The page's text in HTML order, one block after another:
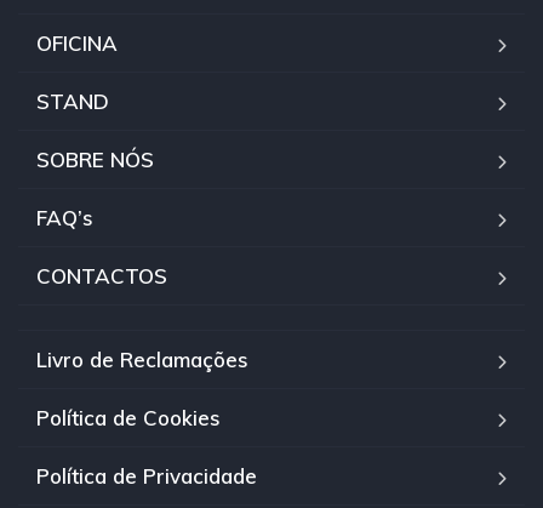
OFICINA
STAND
SOBRE NÓS
FAQ’s
CONTACTOS
Livro de Reclamações
Política de Cookies
Política de Privacidade